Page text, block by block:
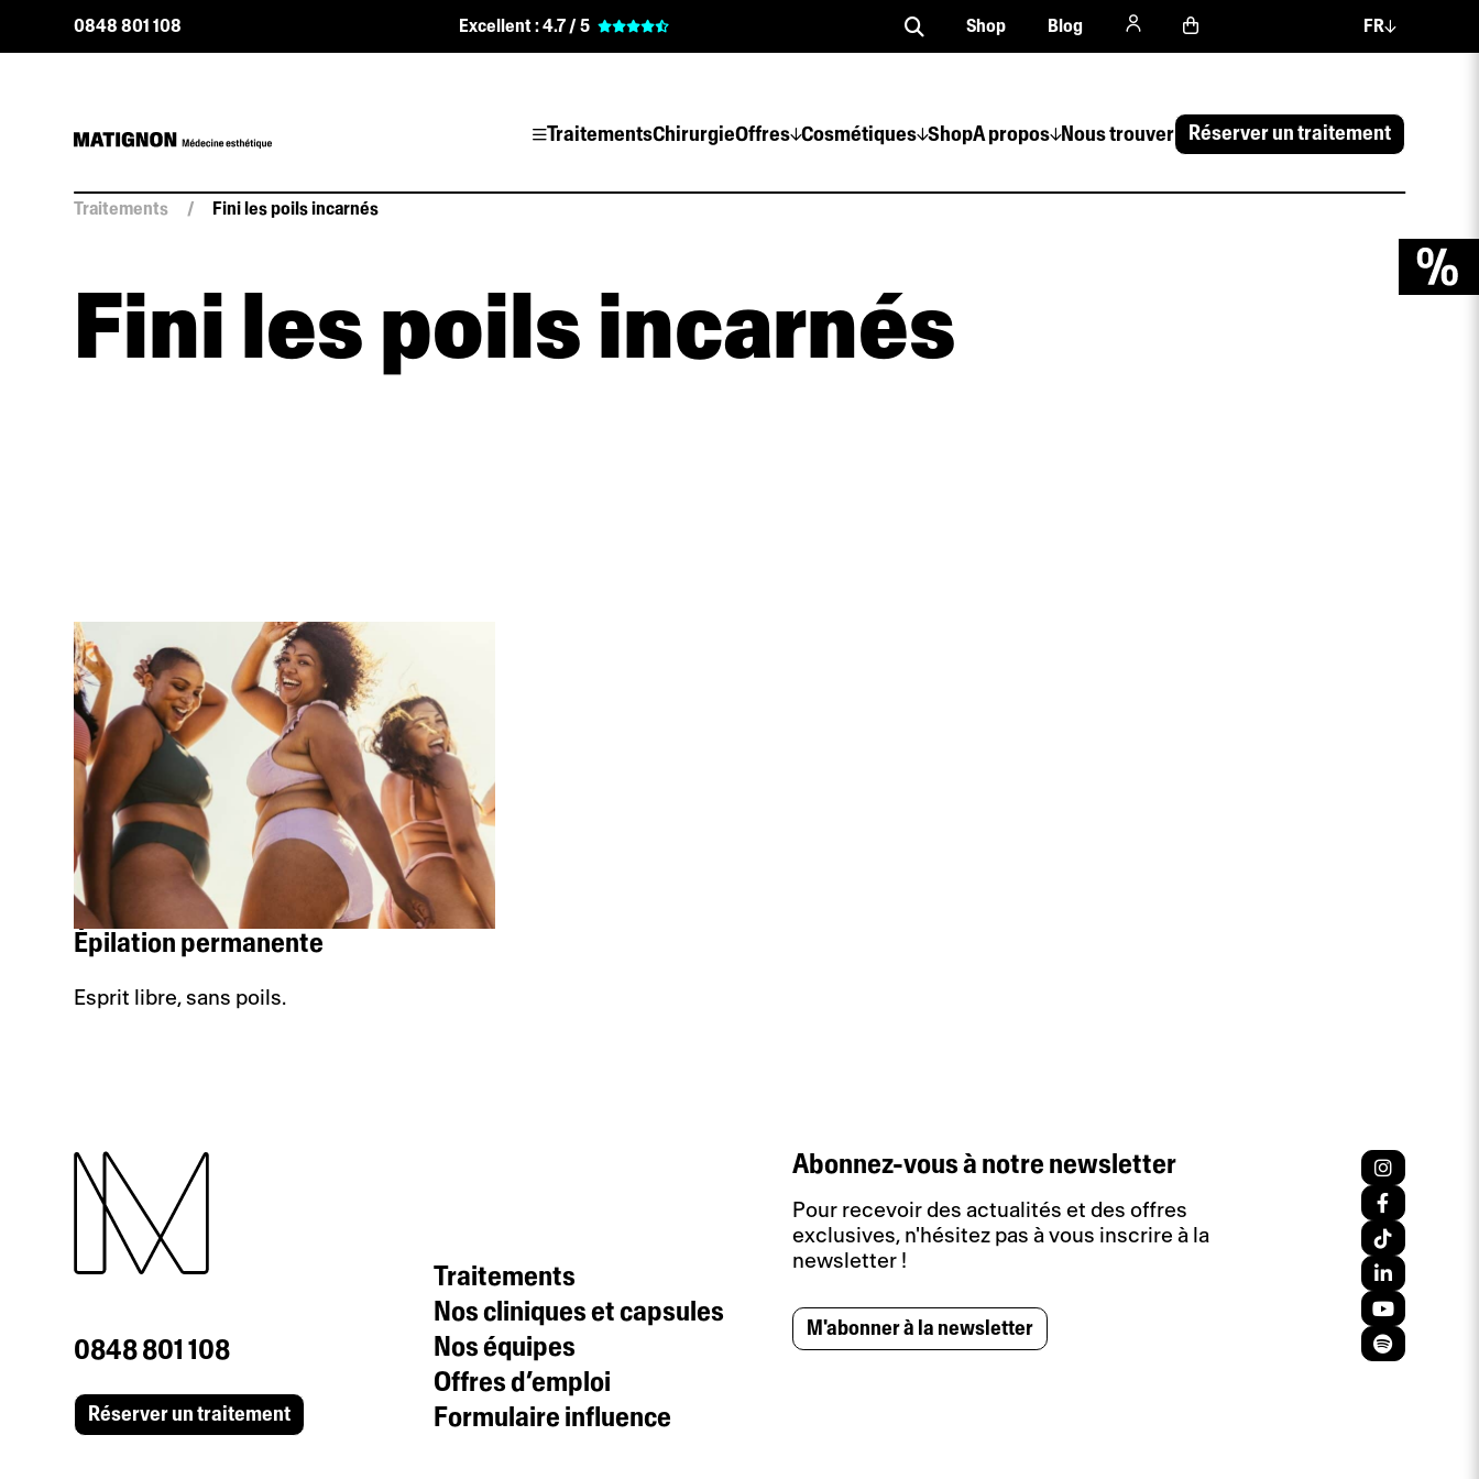
TraitementsChirurgieOffres Cosmétiques ShopA propos Nous trouver Réserver un traitement
0848 801 108 Excellent :4.7 / 5 Shop Blog FR
Traitements / Fini les poils incarnés
Fini les poils incarnés
Épilation permanente
Esprit libre, sans poils.
0848 801 108
Réserver un traitement
Traitements
Nos cliniques et capsules
Nos équipes
Offres d’emploi
Formulaire influence
Abonnez-vous à notre newsletter
Pour recevoir des actualités et des offres
exclusives, n'hésitez pas à vous inscrire à la
newsletter !
M'abonner à la newsletter